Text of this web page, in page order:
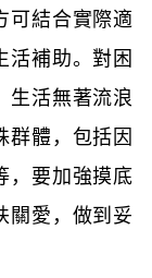
可結合實際適
活補助。對困
生活無著流浪
群體，包括因
，要加強摸底
關愛，做到妥